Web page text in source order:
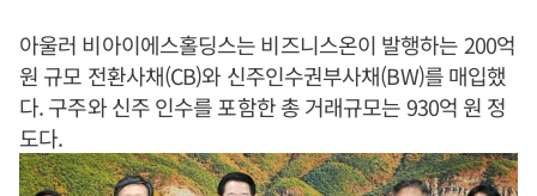
아울러 비아이에스홀딩스는 비즈니스온이 발행하는 200억
원 규모 전환사채(CB)와 신주인수권부사채(BW)를 매입했
다. 구주와 신주 인수를 포함한 총 거래규모는 930억 원 정
도다.